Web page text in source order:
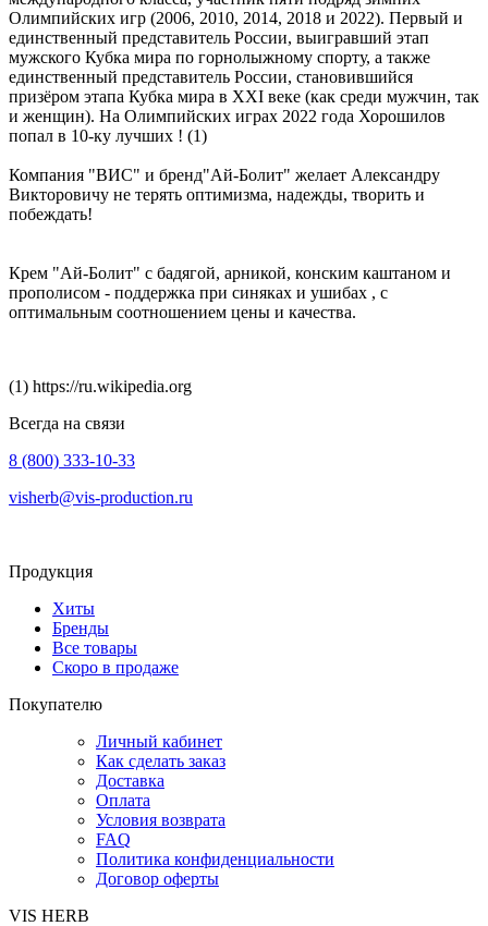
Олимпийских игр (2006, 2010, 2014, 2018 и 2022). Первый и
единственный представитель России, выигравший этап
мужского Кубка мира по горнолыжному спорту, а также
единственный представитель России, становившийся
призёром этапа Кубка мира в XXI веке (как среди мужчин, так
и женщин). На Олимпийских играх 2022 года Хорошилов
попал в 10-ку лучших ! (1)
Компания "ВИС" и бренд"Ай-Болит" желает Александру
Викторовичу не терять оптимизма, надежды, творить и
побеждать!
Крем "Ай-Болит" с бадягой, арникой, конским каштаном и
прополисом - поддержка при синяках и ушибах , с
оптимальным соотношением цены и качества.
(1) https://ru.wikipedia.org
Всегда на связи
8 (800) 333-10-33
visherb@vis-production.ru
Продукция
Хиты
Бренды
Все товары
Скоро в продаже
Покупателю
Личный кабинет
Как сделать заказ
Доставка
Оплата
Условия возврата
FAQ
Политика конфиденциальности
Договор оферты
VIS HERB